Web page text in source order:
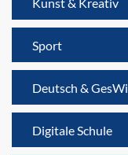
Sport
Deutsch & GesWi
Digitale Schule